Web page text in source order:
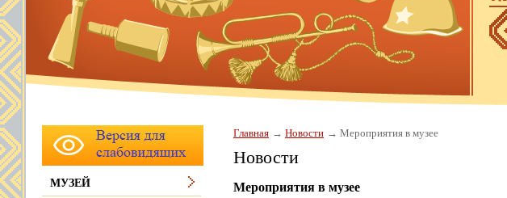
Главная Новости Мероприятия в музее
Новости
Мероприятия в музее
МУЗЕЙ